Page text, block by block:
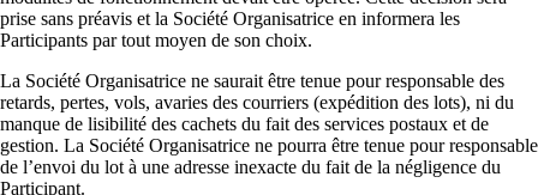
prise sans préavis et la Société Organisatrice en informera les
Participants par tout moyen de son choix.
La Société Organisatrice ne saurait être tenue pour responsable des
retards, pertes, vols, avaries des courriers (expédition des lots), ni du
manque de lisibilité des cachets du fait des services postaux et de
gestion. La Société Organisatrice ne pourra être tenue pour responsable
de l’envoi du lot à une adresse inexacte du fait de la négligence du
Participant.